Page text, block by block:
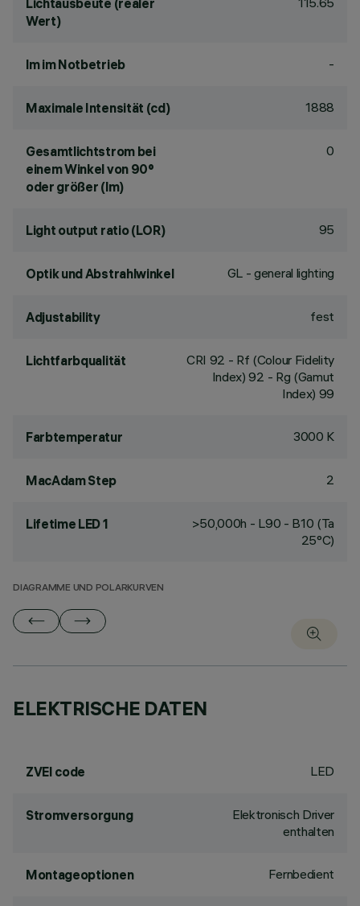
Lichtausbeute (realer
Wert)
lm im Notbetrieb -
Maximale Intensität (cd) 1888
Gesamtlichtstrom bei
einem Winkel von 90°
oder größer (lm)
0
Light output ratio (LOR) 95
Optik und Abstrahlwinkel GL - general lighting
Adjustability fest
Lichtfarbqualität CRI 92 - Rf (Colour Fidelity
Index) 92 - Rg (Gamut
Index) 99
Farbtemperatur 3000 K
MacAdam Step 2
Lifetime LED 1
>50,000h - L90 - B10 (Ta
25°C)
DIAGRAMME UND POLARKURVEN
ELEKTRISCHE DATEN
ZVEI code LED
Stromversorgung
Elektronisch Driver
enthalten
Montageoptionen Fernbedient